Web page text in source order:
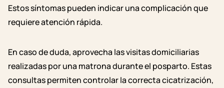
Estos síntomas pueden indicar una complicación que
requiere atención rápida.
En caso de duda, aprovecha las visitas domiciliarias
realizadas por una matrona durante el posparto. Estas
consultas permiten controlar la correcta cicatrización,